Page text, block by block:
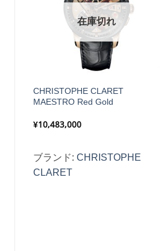
在庫切れ
CHRISTOPHE CLARET
MAESTRO Red Gold
¥10,483,000
ブランド:CHRISTOPHE
CLARET